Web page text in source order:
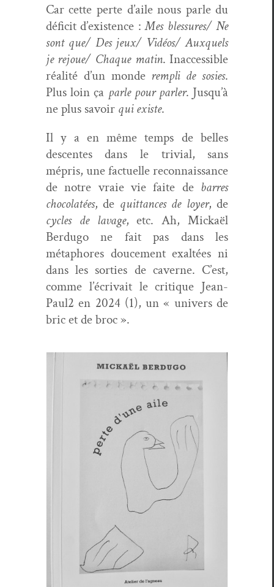
Car cette perte d’aile nous par­le du
déficit d’ex­is­tence :Mes blessures/ Ne
sont que/ Des jeux/ Vidéos/ Aux­quels
je rejoue/ Chaque matin. Inac­ces­si­ble
réal­ité d’un monde rem­pli de sosies.
Plus loin ça par­le pour par­ler. Jusqu’à
ne plus savoir qui existe.
Il y a en même temps de belles
descentes dans le triv­ial, sans
mépris, une factuelle recon­nais­sance
de notre vraie vie faite de bar­res
choco­latées, de quit­tances de loy­er, de
cycles de lavage, etc. Ah, Mick­aël
Berdugo ne fait pas dans les
métaphores douce­ment exaltées ni
dans les sor­ties de cav­erne. C’est,
comme l’écrivait le cri­tique Jean-
Paul2 en 2024 (1), un « univers de
bric et de broc».